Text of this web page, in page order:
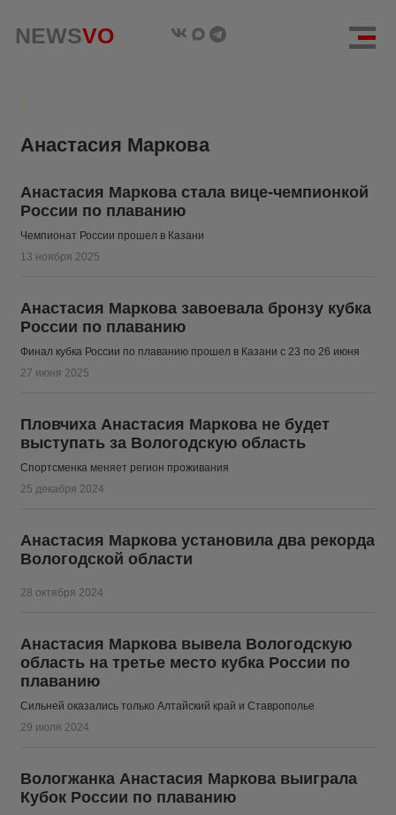
NEWSVO
NEWSVO
Анастасия Маркова
Анастасия Маркова стала вице-чемпионкой
России по плаванию
Чемпионат России прошел в Казани
13 ноября 2025
Анастасия Маркова завоевала бронзу кубка
России по плаванию
Финал кубка России по плаванию прошел в Казани с 23 по 26 июня
27 июня 2025
Пловчиха Анастасия Маркова не будет
выступать за Вологодскую область
Спортсменка меняет регион проживания
25 декабря 2024
Анастасия Маркова установила два рекорда
Вологодской области
28 октября 2024
Анастасия Маркова вывела Вологодскую
область на третье место кубка России по
плаванию
Сильней оказались только Алтайский край и Ставрополье
29 июля 2024
Вологжанка Анастасия Маркова выиграла
Кубок России по плаванию